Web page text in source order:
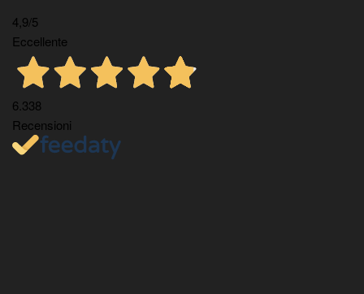
4,9/5
Eccellente
6.338
Recensioni